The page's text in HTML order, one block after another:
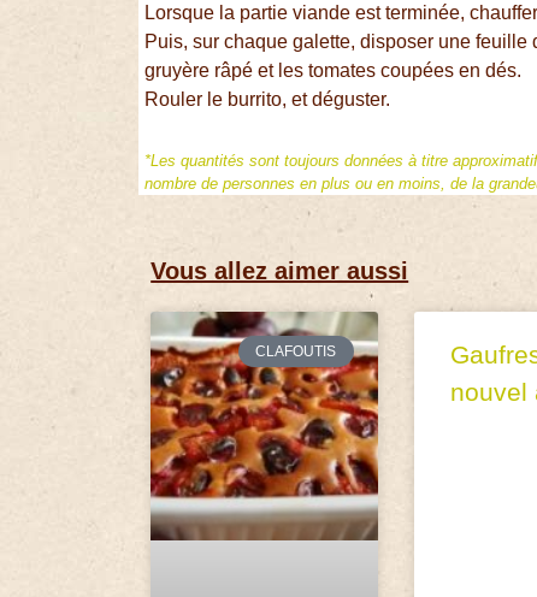
Lorsque la partie viande est terminée,
Puis, sur chaque galette, disposer une
gruyère râpé et les tomates coupées en dés.
Rouler le burrito, et déguster.
*Les quantités sont toujours données à titre
nombre de personnes en plus ou en moins, de la
Vous allez aimer aussi
CLAFOUTIS
nouvel